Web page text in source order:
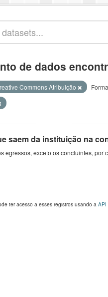
de dados
Commons Atribuição
saem da instituição na
egressos, exceto os concluintes, por
ter acesso a esses registros usando a API